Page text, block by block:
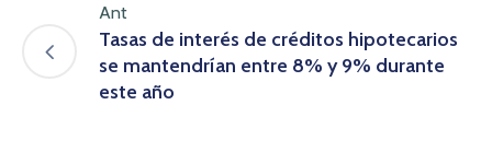
Ant
Tasas de interés de créditos hipotecarios
se mantendrían entre 8% y 9% durante
este año